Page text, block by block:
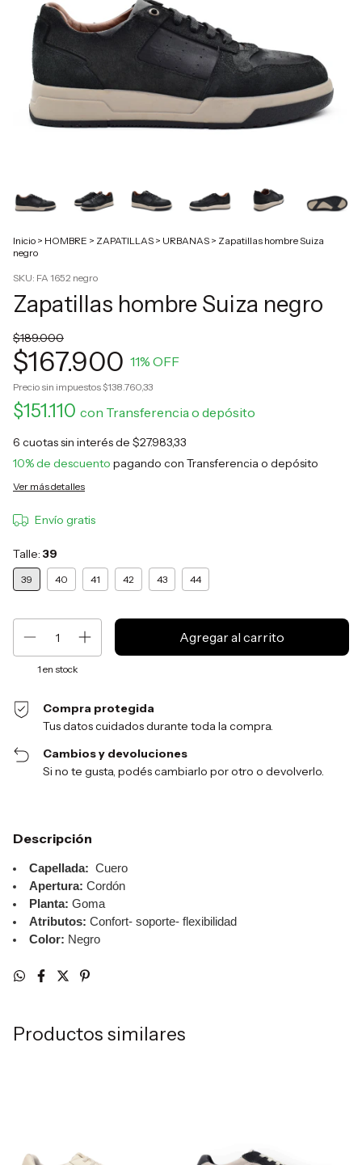
Inicio > HOMBRE > ZAPATILLAS > URBANAS > Zapatillas hombre Suiza
negro
SKU: FA 1652 negro
Zapatillas hombre Suiza negro
$189.000
$167.900 11% OFF
Precio sin impuestos$138.760,33
$151.110 con Transferencia o depósito
6 cuotas sin interés de $27.983,33
10% de descuento pagando con Transferencia o depósito
Ver más detalles
Envío gratis
Talle: 39
39 40 41 42 43 44
1 en stock
Compra protegida
Tus datos cuidados durante toda la compra.
Cambios y devoluciones
Si no te gusta, podés cambiarlo por otro o devolverlo.
Descripción
Capellada: Cuero
Apertura: Cordón
Planta: Goma
Atributos: Confort- soporte- flexibilidad
Color: Negro
Productos similares